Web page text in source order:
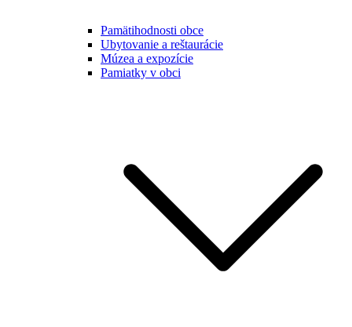
Pamätihodnosti obce
Ubytovanie a reštaurácie
Múzea a expozície
Pamiatky v obci